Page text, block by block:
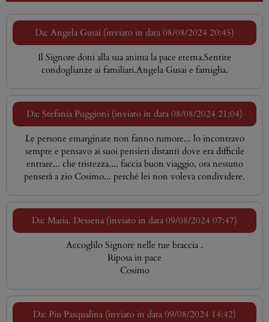
Da: Angela Gusai (inviato in data 08/08/2024 20:45)
Il Signore doni alla sua anima la pace eterna.Sentite
condoglianze ai familiari.Angela Gusai e famiglia.
Da: Stefania Puggioni (inviato in data 08/08/2024 21:04)
Le persone emarginate non fanno rumore... lo incontravo
sempre e pensavo ai suoi pensieri distanti dove era difficile
entrare... che tristezza.... faccia buon viaggio, ora nessuno
penserà a zio Cosimo... perché lei non voleva condividere.
Da: Maria. Dessena (inviato in data 09/08/2024 07:47)
Accoglilo Signore nelle tue braccia .
Riposa in pace
Cosimo
Da: Piu Pasqualina (inviato in data 09/08/2024 14:42)